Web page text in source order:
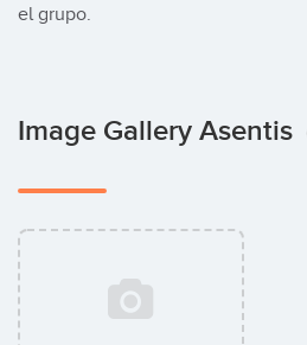
el grupo.
Image Gallery Asentis